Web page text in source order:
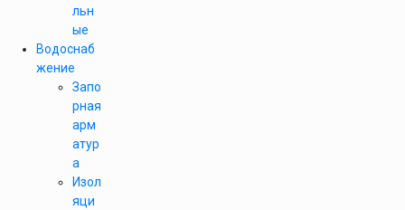
льн
ые
Водоснаб
жение
Запо
рная
арм
атур
а
Изол
яци